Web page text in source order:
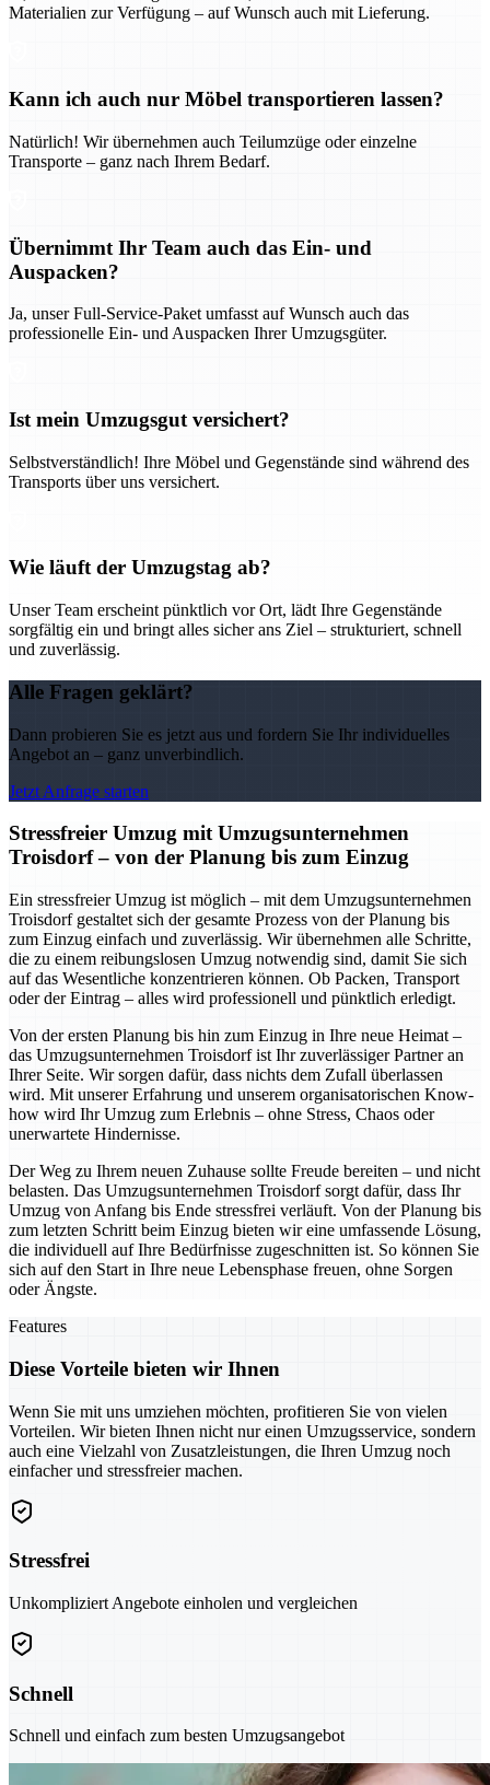
Materialien zur Verfügung – auf Wunsch auch mit Lieferung.
Kann ich auch nur Möbel transportieren lassen?
Natürlich! Wir übernehmen auch Teilumzüge oder einzelne
Transporte – ganz nach Ihrem Bedarf.
Übernimmt Ihr Team auch das Ein- und
Auspacken?
Ja, unser Full-Service-Paket umfasst auf Wunsch auch das
professionelle Ein- und Auspacken Ihrer Umzugsgüter.
Ist mein Umzugsgut versichert?
Selbstverständlich! Ihre Möbel und Gegenstände sind während des
Transports über uns versichert.
Wie läuft der Umzugstag ab?
Unser Team erscheint pünktlich vor Ort, lädt Ihre Gegenstände
sorgfältig ein und bringt alles sicher ans Ziel – strukturiert, schnell
und zuverlässig.
Alle Fragen geklärt?
Dann probieren Sie es jetzt aus und fordern Sie Ihr individuelles
Angebot an – ganz unverbindlich.
Jetzt Anfrage starten
Stressfreier Umzug mit Umzugsunternehmen
Troisdorf – von der Planung bis zum Einzug
Ein stressfreier Umzug ist möglich – mit dem Umzugsunternehmen
Troisdorf gestaltet sich der gesamte Prozess von der Planung bis
zum Einzug einfach und zuverlässig. Wir übernehmen alle Schritte,
die zu einem reibungslosen Umzug notwendig sind, damit Sie sich
auf das Wesentliche konzentrieren können. Ob Packen, Transport
oder der Eintrag – alles wird professionell und pünktlich erledigt.
Von der ersten Planung bis hin zum Einzug in Ihre neue Heimat –
das Umzugsunternehmen Troisdorf ist Ihr zuverlässiger Partner an
Ihrer Seite. Wir sorgen dafür, dass nichts dem Zufall überlassen
wird. Mit unserer Erfahrung und unserem organisatorischen Know-
how wird Ihr Umzug zum Erlebnis – ohne Stress, Chaos oder
unerwartete Hindernisse.
Der Weg zu Ihrem neuen Zuhause sollte Freude bereiten – und nicht
belasten. Das Umzugsunternehmen Troisdorf sorgt dafür, dass Ihr
Umzug von Anfang bis Ende stressfrei verläuft. Von der Planung bis
zum letzten Schritt beim Einzug bieten wir eine umfassende Lösung,
die individuell auf Ihre Bedürfnisse zugeschnitten ist. So können Sie
sich auf den Start in Ihre neue Lebensphase freuen, ohne Sorgen
oder Ängste.
Features
Diese Vorteile bieten wir Ihnen
Wenn Sie mit uns umziehen möchten, profitieren Sie von vielen
Vorteilen. Wir bieten Ihnen nicht nur einen Umzugsservice, sondern
auch eine Vielzahl von Zusatzleistungen, die Ihren Umzug noch
einfacher und stressfreier machen.
Stressfrei
Unkompliziert Angebote einholen und vergleichen
Schnell
Schnell und einfach zum besten Umzugsangebot